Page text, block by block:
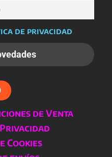
de privacidad
de Venta
Cookies